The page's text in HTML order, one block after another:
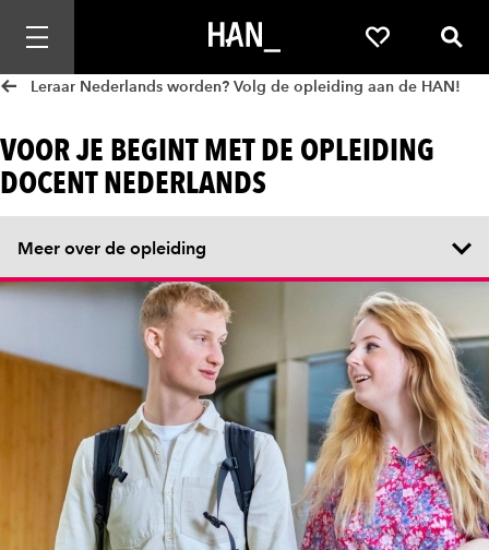
Mobiele navigatie openen Favorieten
Leraar Nederlands worden? Volg de opleiding aan de HAN!
VOOR JE BEGINT MET DE OPLEIDING
DOCENT NEDERLANDS
Meer over de opleiding